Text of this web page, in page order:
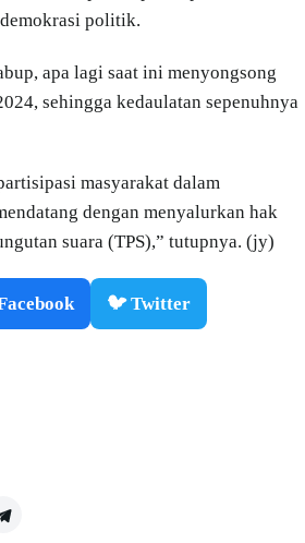
politik.
apa lagi saat ini menyongsong
sehingga kedaulatan sepenuhnya
masyarakat dalam
dengan menyalurkan hak
suara (TPS),” tutupnya. (jy)
🐦 Twitter